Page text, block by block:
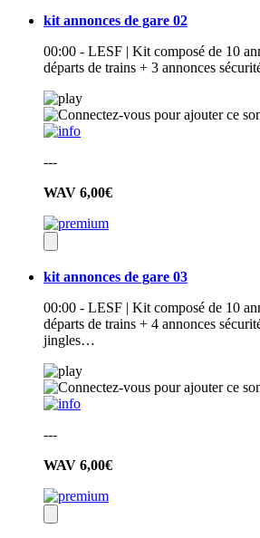
kit annonces de gare 02
00:00 - LESF | Kit composé de 10
départs de trains + 3 annonces
---
WAV 6,00€
kit annonces de gare 03
00:00 - LESF | Kit composé de 10
départs de trains + 4 annonces
jingles…
---
WAV 6,00€